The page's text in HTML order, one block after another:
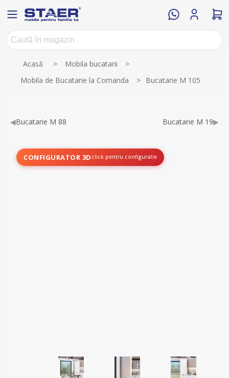
Acasă > Mobila bucatarii
>
Mobila de Bucatarie la Comanda
> Bucatarie M 105
◀Bucatarie M 88 Bucatarie M 19▶
CONFIGURATOR 3D click pentru configuratie